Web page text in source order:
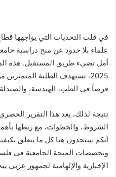
في قلب التحديات التي يواجهها
علماء بلا حدود عن منح دراسية
أمل تضيء طريق المستقبل. هذه
2025، تستهدف الطلبة
فرصاً في الطب، الهندسة،
نتيجة لذلك، يعد هذا التقرير
الشروط، والخطوات، مع ربطها
أنكم ستجدون هنا كل ما يتعلق
وتخصصات المنحة الجامعية في
الإخبارية والإلهامية لجمهور